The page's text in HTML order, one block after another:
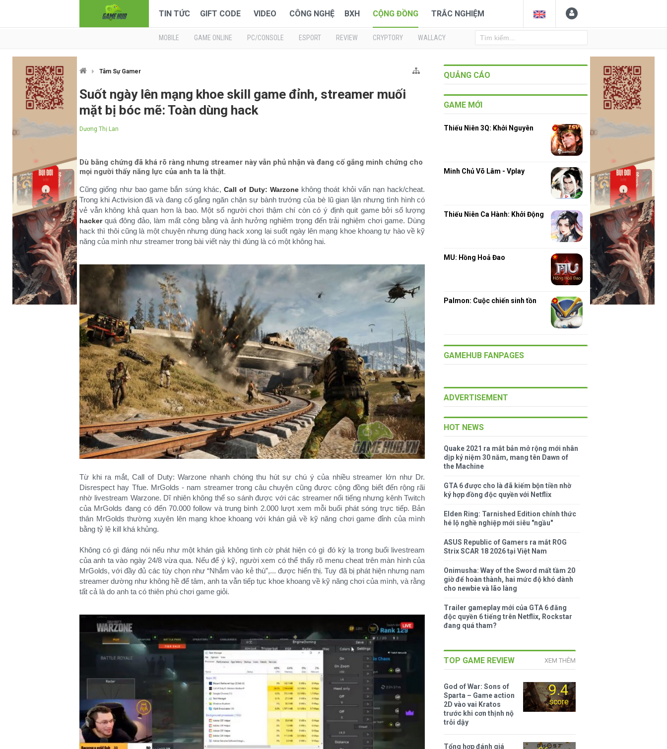
TIN TỨC GIFT CODE VIDEO CÔNG NGHỆ BXH CỘNG ĐỒNG TRẮC NGHIỆM
MOBILE GAME ONLINE PC/CONSOLE ESPORT REVIEW CRYPTORY WALLACY
Tâm Sự Gamer
Suốt ngày lên mạng khoe skill game đỉnh, streamer muối
mặt bị bóc mẽ: Toàn dùng hack
Dương Thị Lan
Dù bằng chứng đã khá rõ ràng nhưng streamer này vẫn phủ nhận và đang cố gắng minh chứng cho
mọi người thấy năng lực của anh ta là thật.
Cũng giống như bao game bắn súng khác,Call of Duty: Warzonekhông thoát khỏi vấn nạn hack/cheat.
Trong khi Activision đã và đang cố gắng ngăn chặn sự bành trướng của bè lũ gian lận nhưng tình hình có
vẻ vẫn không khả quan hơn là bao. Một số người chơi thậm chí còn có ý định quit game bởi số lượng
hackerquá đông đảo, làm mất công bằng và ảnh hưởng nghiêm trọng đến trải nghiệm chơi game. Dùng
hack thì thôi cũng là một chuyện nhưng dùng hack xong lại suốt ngày lên mạng khoe khoang tự hào về kỹ
năng của mình như streamer trong bài viết này thì đúng là có một không hai.
Từ khi ra mắt, Call of Duty: Warzone nhanh chóng thu hút sự chú ý của nhiều streamer lớn như Dr.
Disrespect hay Tfue. MrGolds - nam streamer trong câu chuyện cũng được cộng đồng biết đến rộng rãi
nhờ livestream Warzone. Dĩ nhiên không thể so sánh được với các streamer nổi tiếng nhưng kênh Twitch
của MrGolds đang có đến 70.000 follow và trung bình 2.000 lượt xem mỗi buổi phát sóng trực tiếp. Bản
thân MrGolds thường xuyên lên mạng khoe khoang với khán giả về kỹ năng chơi game đỉnh của mình
bằng tỷ lệ kill khá khủng.
Không có gì đáng nói nếu như một khán giả không tình cờ phát hiện có gì đó kỳ lạ trong buổi livestream
của anh ta vào ngày 24/8 vừa qua. Nếu để ý kỹ, người xem có thể thấy rõ menu cheat trên màn hình của
MrGolds, với đầy đủ các tùy chọn như “Nhắm vào kẻ thù”,... được hiển thị. Tuy đã bị phát hiện nhưng nam
streamer dường như không hề để tâm, anh ta vẫn tiếp tục khoe khoang về kỹ năng chơi của mình, và rằng
tất cả là do anh ta có thiên phú chơi game giỏi.
QUẢNG CÁO
GAME MỚI
Thiếu Niên 3Q: Khởi Nguyên
Minh Chủ Võ Lâm - Vplay
Thiếu Niên Ca Hành: Khởi Động
MU: Hồng Hoả Đao
Palmon: Cuộc chiến sinh tồn
GAMEHUB FANPAGES
ADVERTISEMENT
HOT NEWS
Quake 2021 ra mắt bản mở rộng mới nhân
dịp kỷ niệm 30 năm, mang tên Dawn of
the Machine
GTA 6 được cho là đã kiếm bộn tiền nhờ
ký hợp đồng độc quyền với Netflix
Elden Ring: Tarnished Edition chính thức
hé lộ nghề nghiệp mới siêu "ngầu"
ASUS Republic of Gamers ra mắt ROG
Strix SCAR 18 2026 tại Việt Nam
Onimusha: Way of the Sword mất tầm 20
giờ để hoàn thành, hai mức độ khó dành
cho newbie và lão làng
Trailer gameplay mới của GTA 6 đăng
độc quyền 6 tiếng trên Netflix, Rockstar
đang quá tham?
TOP GAME REVIEW XEM THÊM
9.4
score
God of War: Sons of
Sparta – Game action
2D vào vai Kratos
trước khi cơn thịnh nộ
trỗi dậy
Tổng hợp đánh giá